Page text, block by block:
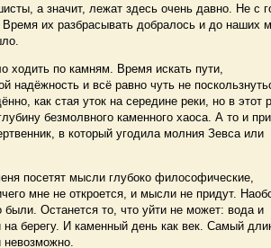
а значит, лежат здесь очень давно. Не с
их разбрасывать добралось и до наших
по камням. Время искать пути,
надёжность и всё равно чуть не
как стая уток на середине реки, но в этот
безмолвного каменного хаоса. А то и
в который угодила молния Зевса или
посетят мысли глубоко философические,
мне не откроется, и мысли не придут.
Останется то, что уйти не может: вода и
берегу. И каменный день как век. Самый
невозможно.